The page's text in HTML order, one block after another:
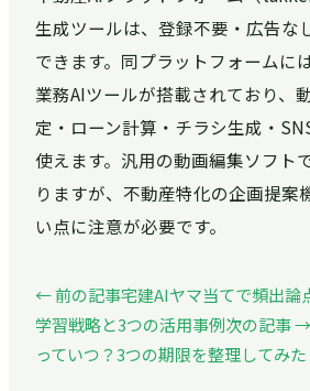
生成ツールは、登録不要・広告な
できます。同プラットフォームに
業務AIツールが搭載されており、
定・ローン計算・チラシ生成・
使えます。汎用の動画編集ソフト
りますが、不動産特化の企画提案
い点に注意が必要です。
← 前の記事宅建AIヤマ当てで頻出
学習戦略と3つの活用事例次の記事 →
っていつ？3つの期限を整理してみた